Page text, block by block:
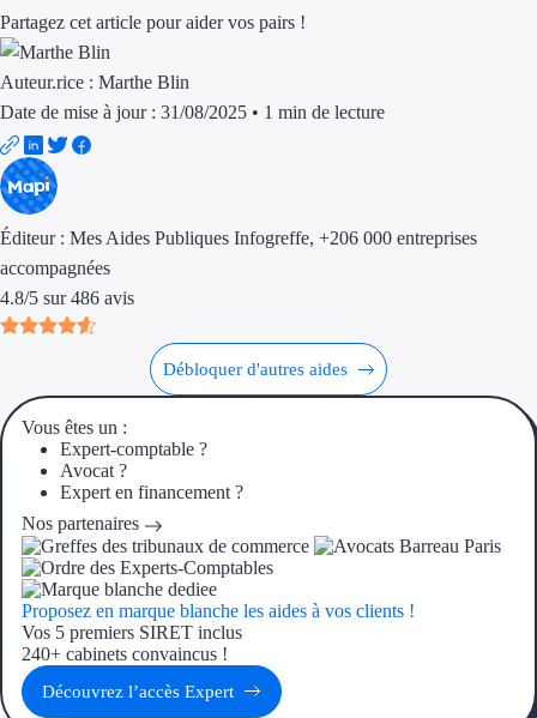
Aides Région
Aides Européennes
Partagez cet article pour aider vos pairs !
Auteur.rice : Marthe Blin
Date de mise à jour : 31/08/2025 • 1 min de lecture
Éditeur : Mes Aides Publiques Infogreffe, +206 000 entreprises
accompagnées
4.8/5 sur 486 avis
Débloquer d'autres aides
Vous êtes un :
Expert-comptable ?
Avocat ?
Expert en financement ?
Nos partenaires
Proposez en marque blanche les aides à vos clients !
Vos 5 premiers SIRET inclus
240+ cabinets convaincus !
Découvrez l’accès Expert